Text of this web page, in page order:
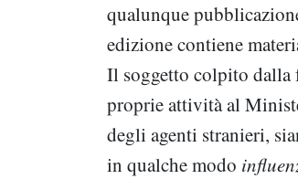
qualunque
edizione contiene
Il soggetto colpito dalla
proprie attività al
degli agenti stranieri,
in qualche modo